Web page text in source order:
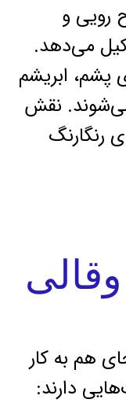
رویی و
می‌دهد.
پشم، ابریشم
می‌شوند. نقش
رنگارنگ
هم به کار
دارند: